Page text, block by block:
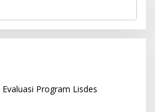
Program Lisdes